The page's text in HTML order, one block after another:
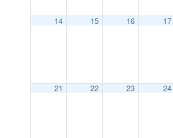
14 15 16 17
21 22 23 24